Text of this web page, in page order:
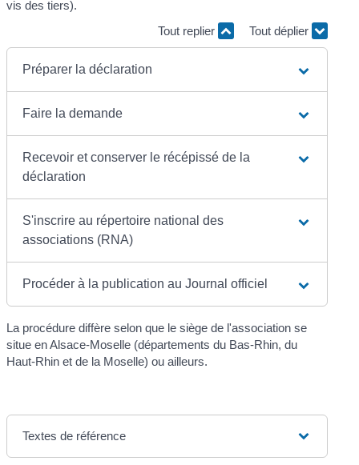
vis des tiers).
Tout replier
Tout déplier
Préparer la déclaration
Faire la demande
Recevoir et conserver le récépissé de la
déclaration
S'inscrire au répertoire national des
associations (RNA)
Procéder à la publication au Journal officiel
La procédure diffère selon que le siège de l'association se
situe en Alsace-Moselle (départements du Bas-Rhin, du
Haut-Rhin et de la Moselle) ou ailleurs.
Textes de référence